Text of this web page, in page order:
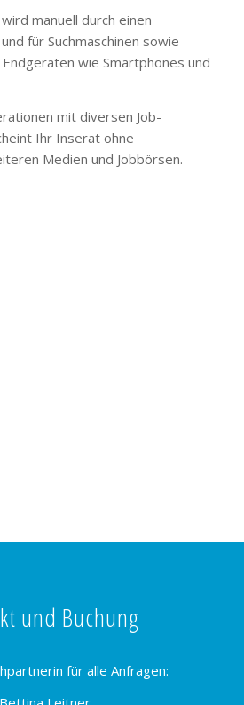
manuell durch einen
für Suchmaschinen sowie
wie Smartphones und
mit diversen Job-
Ihr Inserat ohne
Medien und Jobbörsen.
und Buchung
für alle Anfragen: